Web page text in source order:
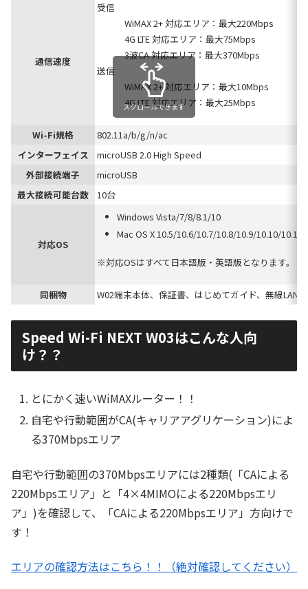
通信速度
受信
WiMAX 2+ 対応エリア：最大220Mbps
4G LTE 対応エリア：最大75Mbps
3波CA 対応エリア：最大370Mbps
送信
WiMAX 2+ 対応エリア：最大10Mbps
4G LTE 対応エリア：最大25Mbps
Wi-Fi規格
802.11a/b/g/n/ac
インターフェイス
microUSB 2.0 High Speed
外部接続端子
microUSB
最大接続可能台数
10台
対応OS
Windows Vista/7/8/8.1/10
Mac OS X 10.5/10.6/10.7/10.8/10.9/10.10/10.11
※対応OSはすべて日本語版・英語版となります。
同梱物 W02端末本体、保証書、はじめてガイド、無線LAN
スクロールできます
Speed Wi-Fi NEXT W03はこんな人向
け？？
とにかく速いWiMAXルーター！！
自宅や行動範囲がCA(キャリアアグリケーション)によ
る370Mbpsエリア
自宅や行動範囲の370Mbpsエリアには2種類(「CAによる
220Mbpsエリア」と「4×4MIMOによる220Mbpsエリ
ア」)を確認して、「CAによる220Mbpsエリア」方向けで
す！
エリアの確認方法はこちら！！（絶対確認してください）